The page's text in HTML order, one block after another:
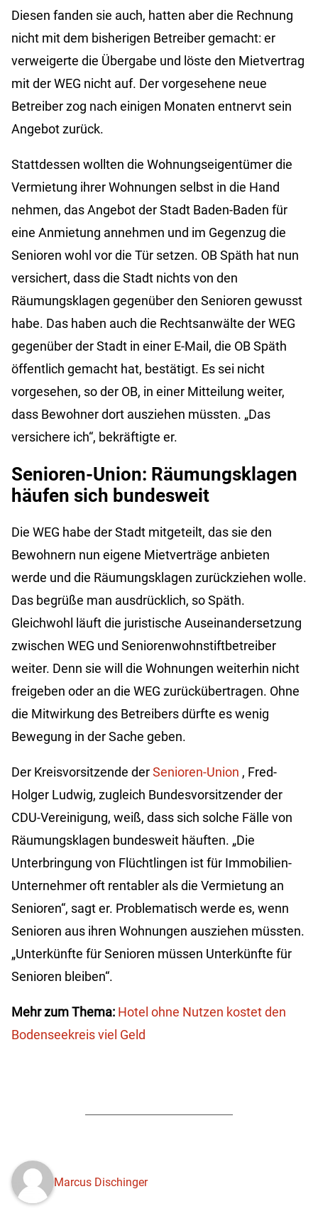
Diesen fanden sie auch, hatten aber die Rechnung
nicht mit dem bisherigen Betreiber gemacht: er
verweigerte die Übergabe und löste den Mietvertrag
mit der WEG nicht auf. Der vorgesehene neue
Betreiber zog nach einigen Monaten entnervt sein
Angebot zurück.
Stattdessen wollten die Wohnungseigentümer die
Vermietung ihrer Wohnungen selbst in die Hand
nehmen, das Angebot der Stadt Baden-Baden für
eine Anmietung annehmen und im Gegenzug die
Senioren wohl vor die Tür setzen. OB Späth hat nun
versichert, dass die Stadt nichts von den
Räumungsklagen gegenüber den Senioren gewusst
habe. Das haben auch die Rechtsanwälte der WEG
gegenüber der Stadt in einer E-Mail, die OB Späth
öffentlich gemacht hat, bestätigt. Es sei nicht
vorgesehen, so der OB, in einer Mitteilung weiter,
dass Bewohner dort ausziehen müssten. „Das
versichere ich“, bekräftigte er.
Senioren-Union: Räumungsklagen
häufen sich bundesweit
Die WEG habe der Stadt mitgeteilt, das sie den
Bewohnern nun eigene Mietverträge anbieten
werde und die Räumungsklagen zurückziehen wolle.
Das begrüße man ausdrücklich, so Späth.
Gleichwohl läuft die juristische Auseinandersetzung
zwischen WEG und Seniorenwohnstiftbetreiber
weiter. Denn sie will die Wohnungen weiterhin nicht
freigeben oder an die WEG zurückübertragen. Ohne
die Mitwirkung des Betreibers dürfte es wenig
Bewegung in der Sache geben.
Der Kreisvorsitzende derSenioren-Union , Fred-
Holger Ludwig, zugleich Bundesvorsitzender der
CDU-Vereinigung, weiß, dass sich solche Fälle von
Räumungsklagen bundesweit häuften. „Die
Unterbringung von Flüchtlingen ist für Immobilien-
Unternehmer oft rentabler als die Vermietung an
Senioren“, sagt er. Problematisch werde es, wenn
Senioren aus ihren Wohnungen ausziehen müssten.
„Unterkünfte für Senioren müssen Unterkünfte für
Senioren bleiben“.
Mehr zum Thema: Hotel ohne Nutzen kostet den
Bodenseekreis viel Geld
Marcus Dischinger